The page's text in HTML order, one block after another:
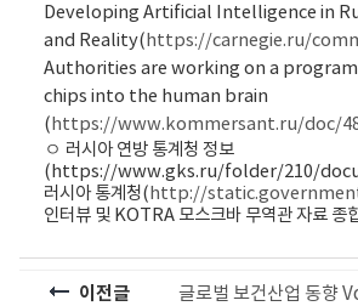
Developing Artificial Intelligence in
and Reality( https://carnegie.ru/
Authorities are working on a
chips into the human brain
( https://www.kommersant.ru/doc/
ㅇ 러시아 연방 통계청 정보
(https://www.gks.ru/folder/210/
러시아 통계청( http://
인터뷰 및 KOTRA 모스크바 무역관 자료 종
이전글 글로벌 보건산업 동향